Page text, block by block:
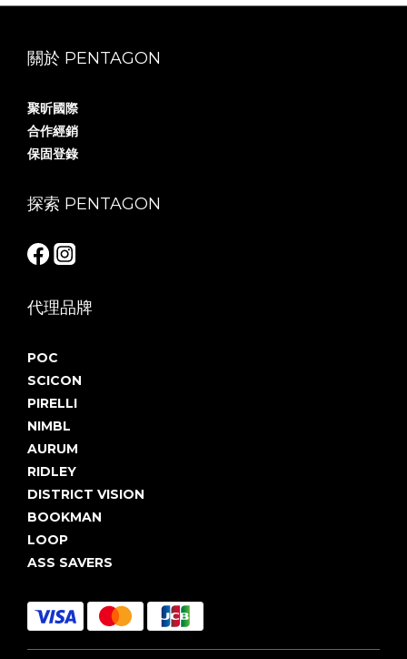
關於 PENTAGON
聚昕國際
合作經銷
保固登錄
探索 PENTAGON
代理品牌
POC
SCICON
PIRELLI
NIMBL
AURUM
RIDLEY
DISTRICT VISION
BOOKMAN
LOOP
ASS SAVERS